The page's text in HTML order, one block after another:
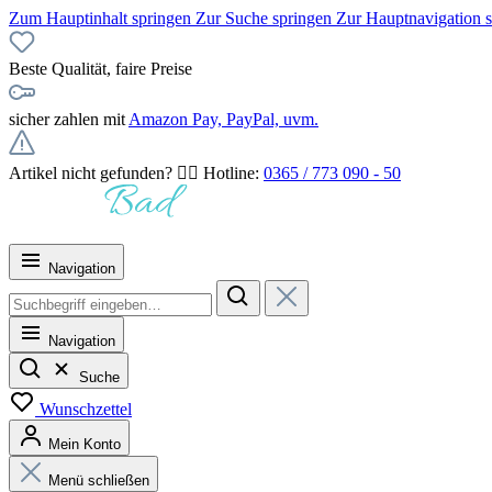
Zum Hauptinhalt springen Zur Suche springen Zur Hauptnavigation
Beste Qualität, faire Preise
sicher zahlen mit Amazon Pay, PayPal, uvm.
Artikel nicht gefunden? 👉🏻 Hotline: 0365 / 773 090 - 50
Navigation
Navigation
Suche
Wunschzettel
Mein Konto
Menü schließen